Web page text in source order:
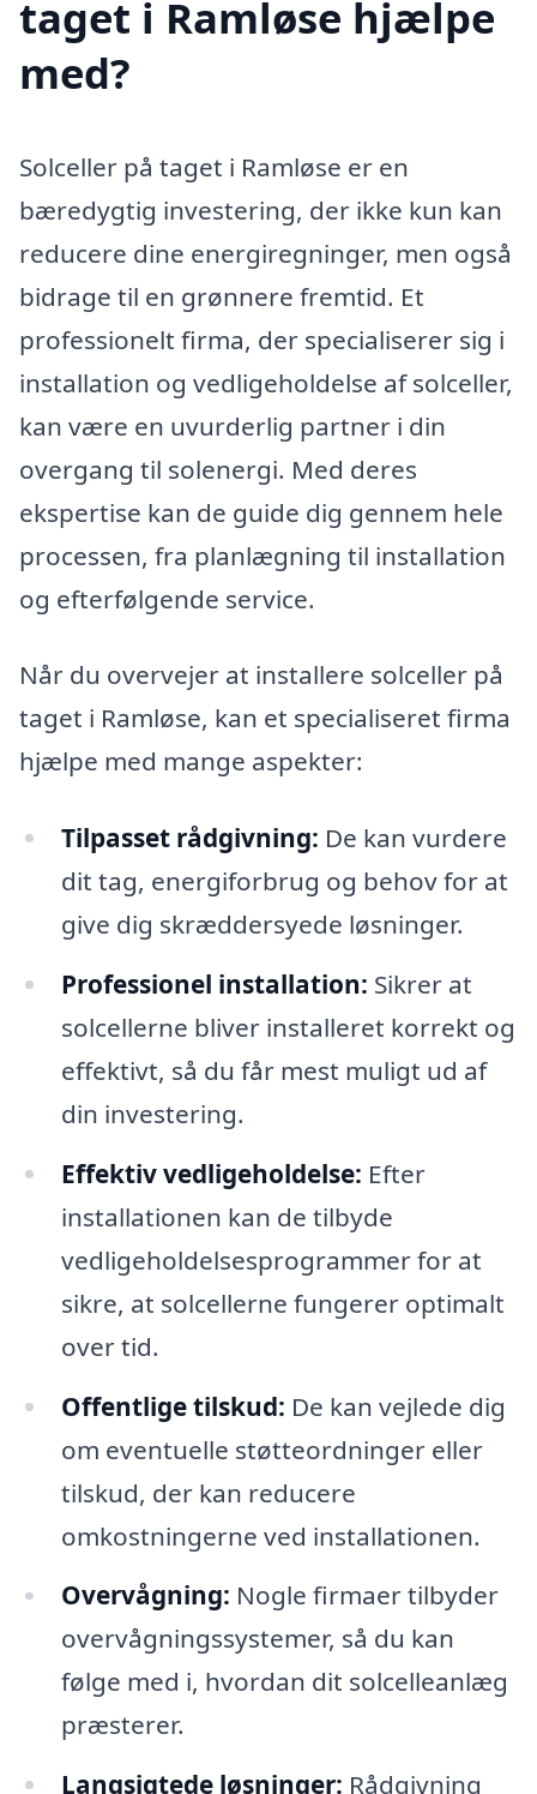
taget i Ramløse hjælpe
med?
Solceller på taget i Ramløse er en
bæredygtig investering, der ikke kun kan
reducere dine energiregninger, men også
bidrage til en grønnere fremtid. Et
professionelt firma, der specialiserer sig i
installation og vedligeholdelse af solceller,
kan være en uvurderlig partner i din
overgang til solenergi. Med deres
ekspertise kan de guide dig gennem hele
processen, fra planlægning til installation
og efterfølgende service.
Når du overvejer at installere solceller på
taget i Ramløse, kan et specialiseret firma
hjælpe med mange aspekter:
Tilpasset rådgivning: De kan vurdere
dit tag, energiforbrug og behov for at
give dig skræddersyede løsninger.
Professionel installation: Sikrer at
solcellerne bliver installeret korrekt og
effektivt, så du får mest muligt ud af
din investering.
Effektiv vedligeholdelse: Efter
installationen kan de tilbyde
vedligeholdelsesprogrammer for at
sikre, at solcellerne fungerer optimalt
over tid.
Offentlige tilskud: De kan vejlede dig
om eventuelle støtteordninger eller
tilskud, der kan reducere
omkostningerne ved installationen.
Overvågning: Nogle firmaer tilbyder
overvågningssystemer, så du kan
følge med i, hvordan dit solcelleanlæg
præsterer.
Langsigtede løsninger: Rådgivning